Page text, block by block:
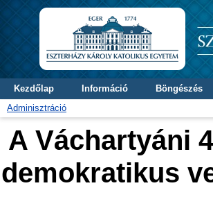
Kezdőlap Információ
Böngészés
Adminisztráció
A Váchartyáni
demokratikus